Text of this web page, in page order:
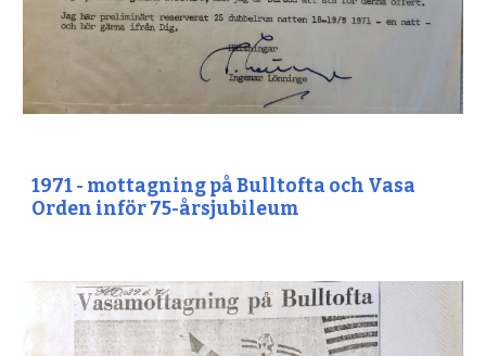
1971 - mottagning på Bulltofta och Vasa
Orden inför 75-årsjubileum